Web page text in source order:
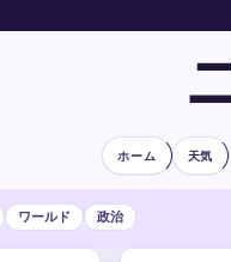
ホーム 天気
ワールド 政治